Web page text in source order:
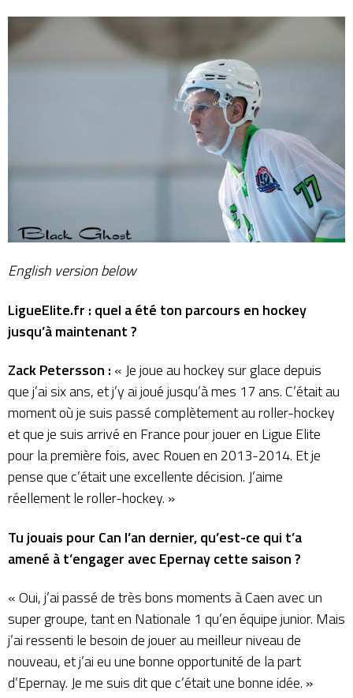
English version below
LigueElite.fr : quel a été ton parcours en hockey
jusqu’à maintenant ?
Zack Petersson : « Je joue au hockey sur glace depuis
que j’ai six ans, et j’y ai joué jusqu’à mes 17 ans. C’était au
moment où je suis passé complètement au roller-hockey
et que je suis arrivé en France pour jouer en Ligue Elite
pour la première fois, avec Rouen en 2013-2014. Et je
pense que c’était une excellente décision. J’aime
réellement le roller-hockey. »
Tu jouais pour Can l’an dernier, qu’est-ce qui t’a
amené à t’engager avec Epernay cette saison ?
« Oui, j’ai passé de très bons moments à Caen avec un
super groupe, tant en Nationale 1 qu’en équipe junior. Mais
j’ai ressenti le besoin de jouer au meilleur niveau de
nouveau, et j’ai eu une bonne opportunité de la part
d’Epernay. Je me suis dit que c’était une bonne idée. »